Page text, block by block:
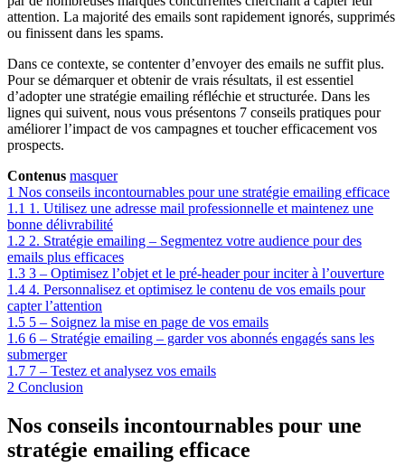
attention. La majorité des emails sont rapidement ignorés, supprimés
ou finissent dans les spams.
Dans ce contexte, se contenter d’envoyer des emails ne suffit plus.
Pour se démarquer et obtenir de vrais résultats, il est essentiel
d’adopter une stratégie emailing réfléchie et structurée. Dans les
lignes qui suivent, nous vous présentons 7 conseils pratiques pour
améliorer l’impact de vos campagnes et toucher efficacement vos
prospects.
Contenus masquer
1 Nos conseils incontournables pour une stratégie emailing efficace
1.1 1. Utilisez une adresse mail professionnelle et maintenez une
bonne délivrabilité
1.2 2. Stratégie emailing – Segmentez votre audience pour des
emails plus efficaces
1.3 3 – Optimisez l’objet et le pré-header pour inciter à l’ouverture
1.4 4. Personnalisez et optimisez le contenu de vos emails pour
capter l’attention
1.5 5 – Soignez la mise en page de vos emails
1.6 6 – Stratégie emailing – garder vos abonnés engagés sans les
submerger
1.7 7 – Testez et analysez vos emails
2 Conclusion
Nos conseils incontournables pour une
stratégie emailing efficace